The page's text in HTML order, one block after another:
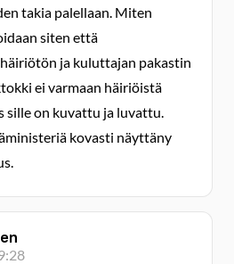
takia palellaan. Miten
siten että
ja kuluttajan pakastin
ei varmaan häiriöistä
sille on kuvattu ja luvattu.
kovasti näyttäny